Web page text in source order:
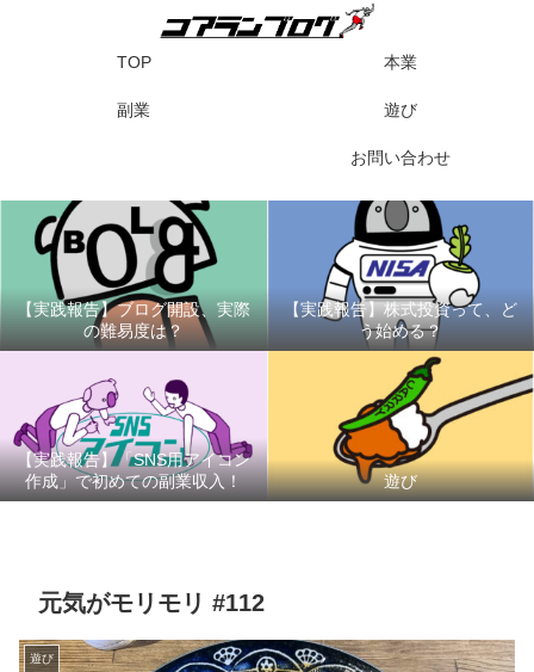
TOP 本業
副業 遊び
お問い合わせ
【実践報告】ブログ開設、実際
の難易度は？
【実践報告】株式投資って、ど
う始める？
【実践報告】「SNS用アイコン
作成」で初めての副業収入！
遊び
元気がモリモリ #112
遊び